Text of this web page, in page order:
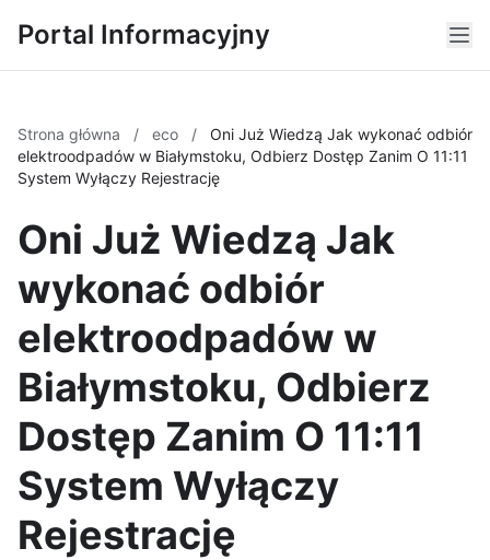
Portal Informacyjny
Strona główna / eco /
Oni Już Wiedzą Jak wykonać odbiór
elektroodpadów w Białymstoku, Odbierz Dostęp Zanim O 11:11
System Wyłączy Rejestrację
Oni Już Wiedzą Jak
wykonać odbiór
elektroodpadów w
Białymstoku, Odbierz
Dostęp Zanim O 11:11
System Wyłączy
Rejestrację